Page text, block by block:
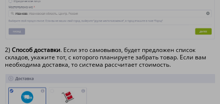
2) Способ доставки. Если это самовывоз, будет предложен список
складов, укажите тот, с которого планируете забрать товар. Если вам
необходима доставка, то система рассчитает стоимость.